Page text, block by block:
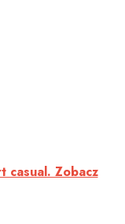
casual. Zobacz